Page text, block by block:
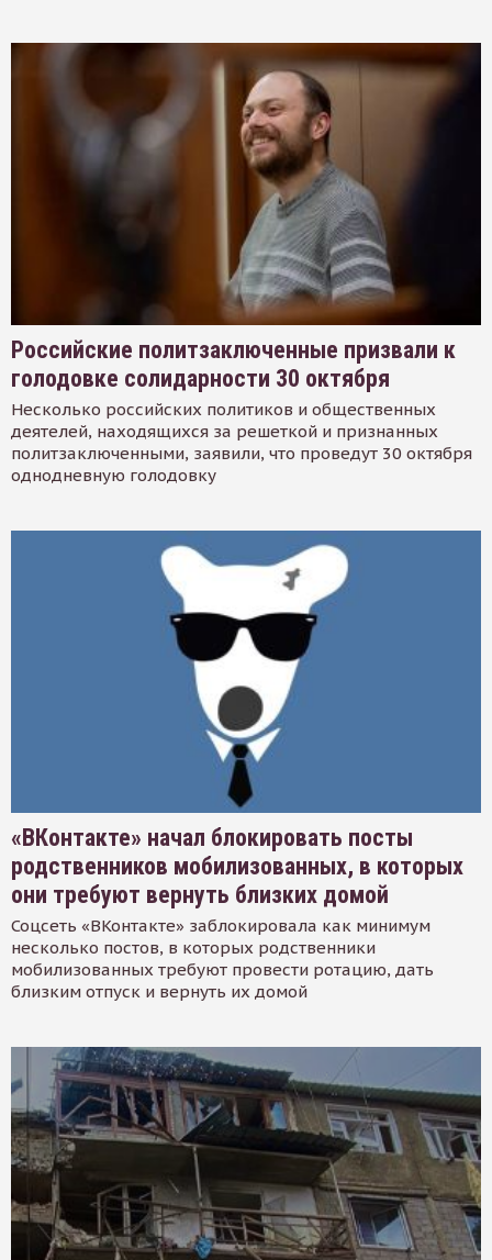
Российские политзаключенные призвали к
голодовке солидарности 30 октября
Несколько российских политиков и общественных
деятелей, находящихся за решеткой и признанных
политзаключенными, заявили, что проведут 30 октября
однодневную голодовку
«ВКонтакте» начал блокировать посты
родственников мобилизованных, в которых
они требуют вернуть близких домой
Соцсеть «ВКонтакте» заблокировала как минимум
несколько постов, в которых родственники
мобилизованных требуют провести ротацию, дать
близким отпуск и вернуть их домой